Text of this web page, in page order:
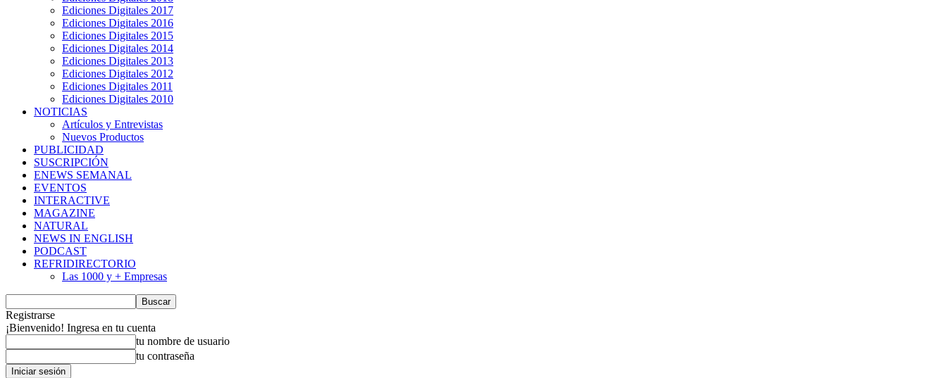
Ediciones Digitales 2017
Ediciones Digitales 2016
Ediciones Digitales 2015
Ediciones Digitales 2014
Ediciones Digitales 2013
Ediciones Digitales 2012
Ediciones Digitales 2011
Ediciones Digitales 2010
NOTICIAS
Artículos y Entrevistas
Nuevos Productos
PUBLICIDAD
SUSCRIPCIÓN
ENEWS SEMANAL
EVENTOS
INTERACTIVE
MAGAZINE
NATURAL
NEWS IN ENGLISH
PODCAST
REFRIDIRECTORIO
Las 1000 y + Empresas
Registrarse
¡Bienvenido! Ingresa en tu cuenta
tu nombre de usuario
tu contraseña